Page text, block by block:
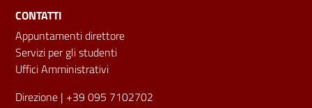
CONTATTI
Appuntamenti direttore
Servizi per gli studenti
Uffici Amministrativi
Direzione | +39 095 7102702